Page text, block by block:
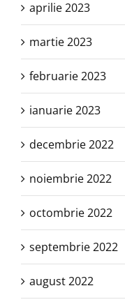
aprilie 2023
martie 2023
februarie 2023
ianuarie 2023
decembrie 2022
noiembrie 2022
octombrie 2022
septembrie 2022
august 2022